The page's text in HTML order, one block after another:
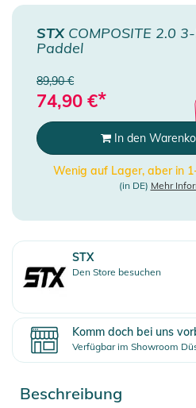
STXCOMPOSITE 2.0
Paddel
89,90 €
74,90 €*
In den
Wenig auf Lager, aber in
(in DE) Mehr
STX
Den Store besuchen
Komm doch bei uns
Verfügbar im Showroom
Beschreibung